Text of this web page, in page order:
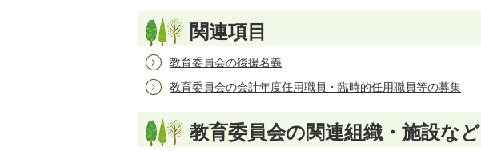
関連項目
教育委員会の後援名義
教育委員会の会計年度任用職員・臨時的任用職員等の募集
教育委員会の関連組織・施設など